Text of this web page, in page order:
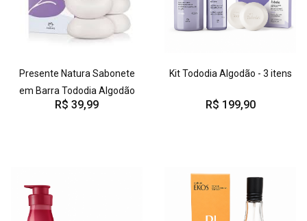
Presente Natura Sabonete
em Barra Tododia Algodão
R$ 39,99
Kit Tododia Algodão - 3 itens
R$ 199,90